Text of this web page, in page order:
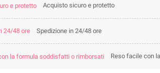
Acquisto sicuro e protetto
Spedizione in 24/48 ore
Reso facile con